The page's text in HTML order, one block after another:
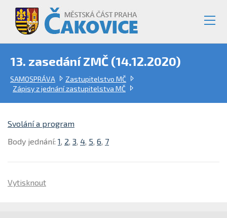
13. zasedání ZMČ (14.12.2020)
SAMOSPRÁVA
Zastupitelstvo MČ
Zápisy z jednání zastupitelstva MČ
Svolání a program
Body jednání: 1, 2, 3, 4, 5, 6, 7
Vytisknout